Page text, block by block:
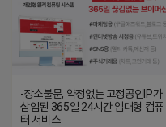
-장소불문, 약정없는 고정공인IP가
삽입된 365일 24시간 임대형 컴퓨
터 서비스